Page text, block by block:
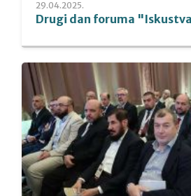
29.04.2025.
Drugi dan foruma